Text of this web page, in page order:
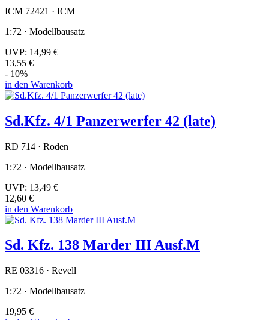
ICM 72421 · ICM
1:72 · Modellbausatz
UVP: 14,99 €
13,55 €
- 10%
in den Warenkorb
Sd.Kfz. 4/1 Panzerwerfer 42 (late)
RD 714 · Roden
1:72 · Modellbausatz
UVP: 13,49 €
12,60 €
in den Warenkorb
Sd. Kfz. 138 Marder III Ausf.M
RE 03316 · Revell
1:72 · Modellbausatz
19,95 €